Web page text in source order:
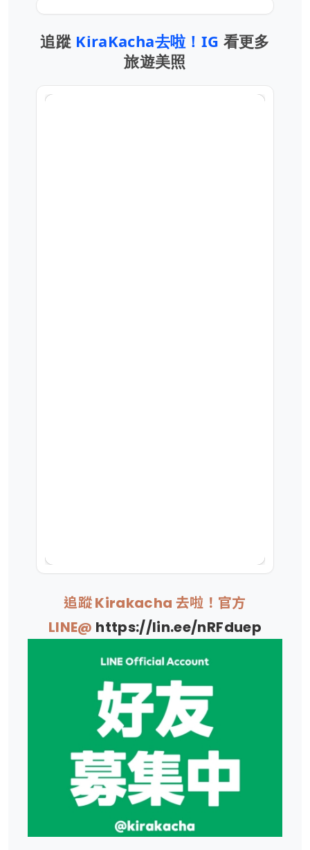
追蹤 KiraKacha去啦！IG 看更多
旅遊美照
追蹤 Kirakacha 去啦！官方
LINE@ https://lin.ee/nRFduep